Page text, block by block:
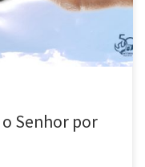
Senhor por